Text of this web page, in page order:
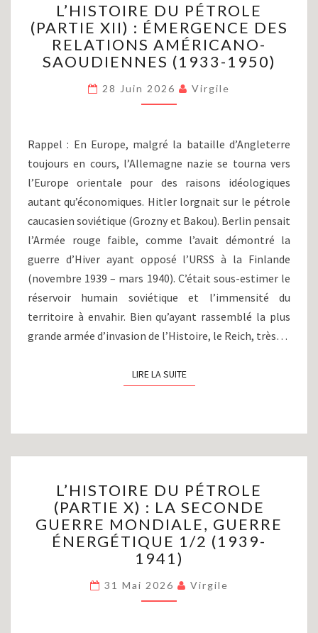
DU
PÉTROLE
(PARTIE
XII)
ÉMERGENCE
DES
AMÉRICANO-
SAOUDIENNES
(1933-
1950)
L’HISTOIRE DU PÉTROLE
(PARTIE XII) : ÉMERGENCE DES
RELATIONS AMÉRICANO-
SAOUDIENNES (1933-1950)
28 Juin 2026 Virgile
Rappel : En Europe, malgré la bataille d’Angleterre
toujours en cours, l’Allemagne nazie se tourna vers
l’Europe orientale pour des raisons idéologiques
autant qu’économiques. Hitler lorgnait sur le pétrole
caucasien soviétique (Grozny et Bakou). Berlin pensait
l’Armée rouge faible, comme l’avait démontré la
guerre d’Hiver ayant opposé l’URSS à la Finlande
(novembre 1939 – mars 1940). C’était sous-estimer le
réservoir humain soviétique et l’immensité du
territoire à envahir. Bien qu’ayant rassemblé la plus
grande armée d’invasion de l’Histoire, le Reich, très…
LIRE LA SUITELIRE LA SUITE
DU
PÉTROLE
(PARTIE
X)
:
LA
SECONDE
GUERRE
L’HISTOIRE DU PÉTROLE
(PARTIE X) : LA SECONDE
GUERRE MONDIALE, GUERRE
ÉNERGÉTIQUE 1/2 (1939-
1941)
31 Mai 2026 Virgile